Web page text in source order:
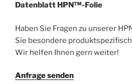
Datenblatt HPN™-Folie
Haben Sie Fragen zu unserer
Sie besondere
Wir helfen Ihnen gern weiter!
Anfrage senden